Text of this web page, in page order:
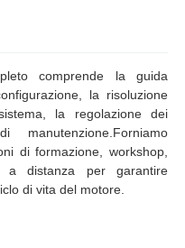
comprende la guida
la risoluzione
la regolazione dei
di formazione, workshop,
distanza per garantire
di vita del motore.